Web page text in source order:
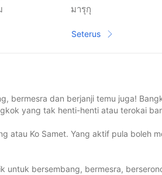
มารุกุ
Halaman
Seterus
bermesra dan berjanji temu juga!
yang tak henti-henti atau terokai
atau Ko Samet. Yang aktif pula boleh
bersembang, bermesra,